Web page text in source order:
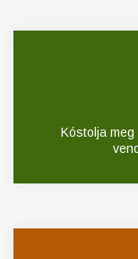
Kóstolja